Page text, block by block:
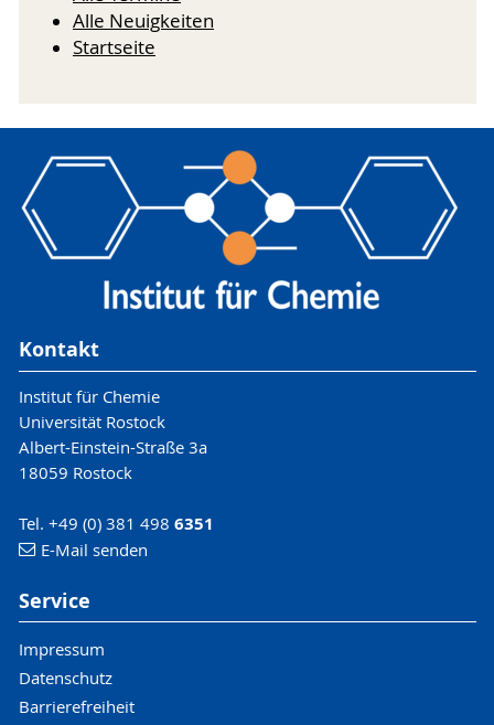
Alle Neuigkeiten
Startseite
Kontakt
Institut für Chemie
Universität Rostock
Albert-Einstein-Straße 3a
18059 Rostock
Tel. +49 (0) 381 498 6351
E-Mail senden
Service
Impressum
Datenschutz
Barrierefreiheit